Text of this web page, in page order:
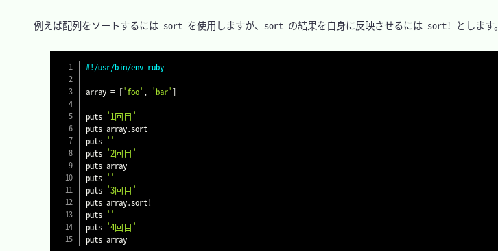
例えば配列をソートするには sort を使用しますが、sort の結果を自身に反映させるには sort! とします。
#!/usr/bin/env ruby
array = ['foo' , 'bar']
puts '1回目'
puts array.sort
puts ''
puts '2回目'
puts array
puts ''
puts '3回目'
puts array.sort!
puts ''
puts '4回目'
puts array